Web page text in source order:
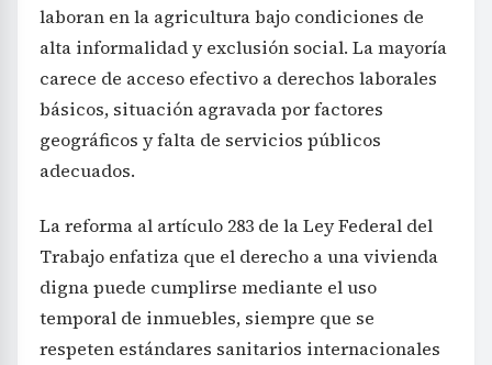
laboran en la agricultura bajo condiciones de
alta informalidad y exclusión social. La mayoría
carece de acceso efectivo a derechos laborales
básicos, situación agravada por factores
geográficos y falta de servicios públicos
adecuados.
La reforma al artículo 283 de la Ley Federal del
Trabajo enfatiza que el derecho a una vivienda
digna puede cumplirse mediante el uso
temporal de inmuebles, siempre que se
respeten estándares sanitarios internacionales